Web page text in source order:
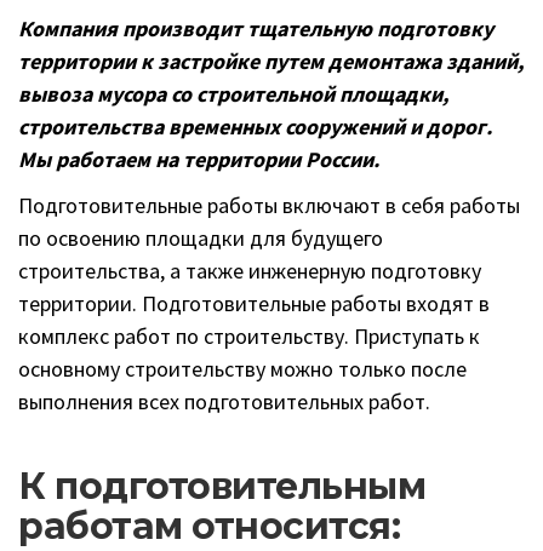
Компания производит тщательную подготовку
территории к застройке путем демонтажа зданий,
вывоза мусора со строительной площадки,
строительства временных сооружений и дорог.
Мы работаем на территории России.
Подготовительные работы включают в себя работы
по освоению площадки для будущего
строительства, а также инженерную подготовку
территории. Подготовительные работы входят в
комплекс работ по строительству. Приступать к
основному строительству можно только после
выполнения всех подготовительных работ.
К подготовительным
работам относится: